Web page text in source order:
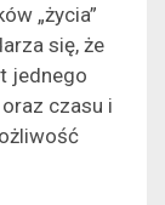
„życia”
się, że
jednego
czasu i